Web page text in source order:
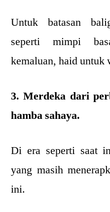
Untuk batasan
seperti mimpi
kemaluan, haid untuk
3. Merdeka dari
hamba sahaya.
Di era seperti saat
yang masih
ini.